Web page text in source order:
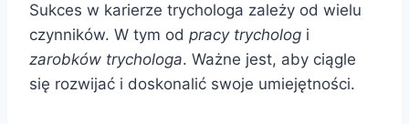
Sukces w karierze trychologa zależy od wielu
czynników. W tym od pracy trycholog i
zarobków trychologa. Ważne jest, aby ciągle
się rozwijać i doskonalić swoje umiejętności.